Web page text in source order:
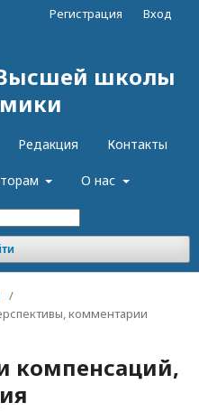
школы
Редакция Контакты
О нас
Регистрация Вход
/
комментарии
компенсаций,